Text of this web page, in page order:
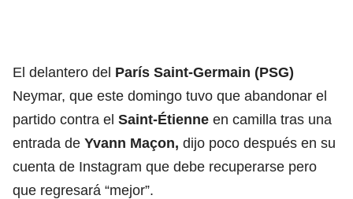
El delantero del París Saint-Germain (PSG)
Neymar, que este domingo tuvo que abandonar el
partido contra el Saint-Étienne en camilla tras una
entrada de Yvann Maçon, dijo poco después en su
cuenta de Instagram que debe recuperarse pero
que regresará “mejor”.